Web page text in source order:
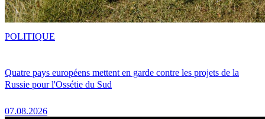
Quatre pays européens mettent en garde contre les projets de la
Russie pour l'Ossétie du Sud
07.08.2026
POLITIQUE